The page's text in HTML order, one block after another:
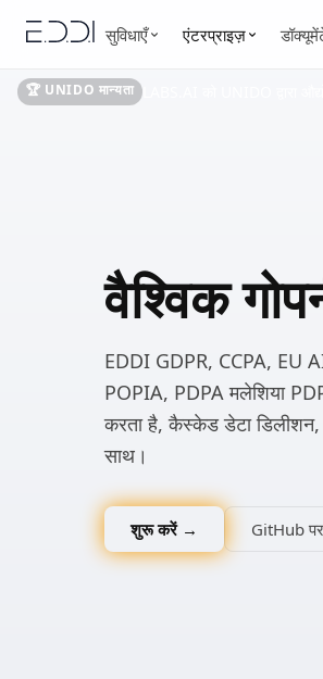
🏆 UNIDO मान्यता
सुविधाएँ एंटरप्राइज़
वैश्विक
EDDI GDPR, CCPA, EU
POPIA, PDPA मलेशिया
करता है, कैस्केड डेटा
साथ।
शुरू करें → GitHub